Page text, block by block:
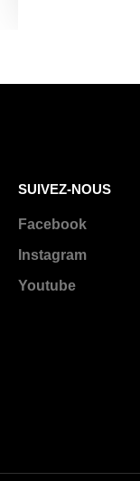
SUIVEZ-NOUS
Facebook
Instagram
Youtube